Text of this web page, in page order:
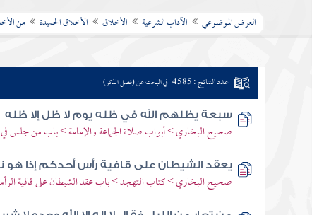
العرض الموضوعي الآداب الشرعية الأخلاق الأخلاق الحميدة من
عدد النتائج : 4585 في البحث عن (فضل الذكر)
سبعة يظلهم الله في ظله يوم لا ظل إلا ظله
صحيح البخاري > أبواب صلاة الجماعة والإمامة > باب من جلس
يعقد الشيطان على قافية رأس أحدكم إذا هو
صحيح البخاري > كتاب التهجد > باب عقد الشيطان على قافية